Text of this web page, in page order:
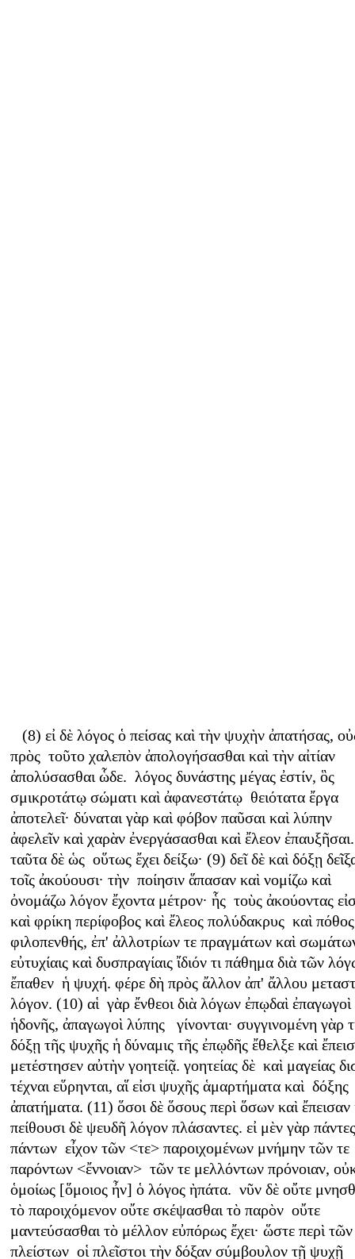
(8) εἰ δὲ λόγος ὁ πείσας καὶ τὴν ψυχὴν ἀπατήσας,
πρὸς τοῦτο χαλεπὸν ἀπολογήσασθαι καὶ τὴν αἰτίαν
ἀπολύσασθαι ὧδε. λόγος δυνάστης μέγας ἐστίν, ὃς
σμικροτάτῳ σώματι καὶ ἀφανεστάτῳ θειότατα ἔργα
ἀποτελεῖ· δύναται γὰρ καὶ φόβον παῦσαι καὶ λύπην
ἀφελεῖν καὶ χαρὰν ἐνεργάσασθαι καὶ ἔλεον ἐπαυξῆσαι.
ταῦτα δὲ ὡς οὕτως ἔχει δείξω· (9) δεῖ δὲ καὶ δόξῃ
τοῖς ἀκούουσι· τὴν ποίησιν ἅπασαν καὶ νομίζω καὶ
ὀνομάζω λόγον ἔχοντα μέτρον· ἧς τοὺς ἀκούοντας
καὶ φρίκη περίφοβος καὶ ἔλεος πολύδακρυς καὶ πόθος
φιλοπενθής, ἐπ' ἀλλοτρίων τε πραγμάτων καὶ
εὐτυχίαις καὶ δυσπραγίαις ἴδιόν τι πάθημα διὰ τῶν
ἔπαθεν ἡ ψυχή. φέρε δὴ πρὸς ἄλλον ἀπ' ἄλλου
λόγον. (10) αἱ γὰρ ἔνθεοι διὰ λόγων ἐπῳδαὶ ἐπαγωγοὶ
ἡδονῆς, ἀπαγωγοὶ λύπης γίνονται· συγγινομένη γὰρ
δόξῃ τῆς ψυχῆς ἡ δύναμις τῆς ἐπῳδῆς ἔθελξε καὶ
μετέστησεν αὐτὴν γοητείᾷ. γοητείας δὲ καὶ μαγείας
τέχναι εὕρηνται, αἵ εἰσι ψυχῆς ἁμαρτήματα καὶ δόξης
ἀπατήματα. (11) ὅσοι δὲ ὅσους περὶ ὅσων καὶ
πείθουσι δὲ ψευδῆ λόγον πλάσαντες. εἰ μὲν γὰρ
πάντων εἶχον τῶν <τε> παροιχομένων μνήμην τῶν τε
παρόντων <ἔννοιαν> τῶν τε μελλόντων πρόνοιαν,
ὁμοίως [ὅμοιος ἦν] ὁ λόγος ὴπάτα. νῦν δὲ οὔτε
τὸ παροιχόμενον οὔτε σκέψασθαι τὸ παρὸν οὔτε
μαντεύσασθαι τὸ μέλλον εὐπόρως ἔχει· ὥστε περὶ τῶν
πλείστων οἱ πλεῖστοι τὴν δόξαν σύμβουλον τῇ ψυχῇ